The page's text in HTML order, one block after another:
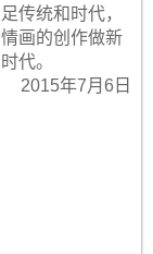
传统和时代，
画的创作做新
代。
2015年7月6日